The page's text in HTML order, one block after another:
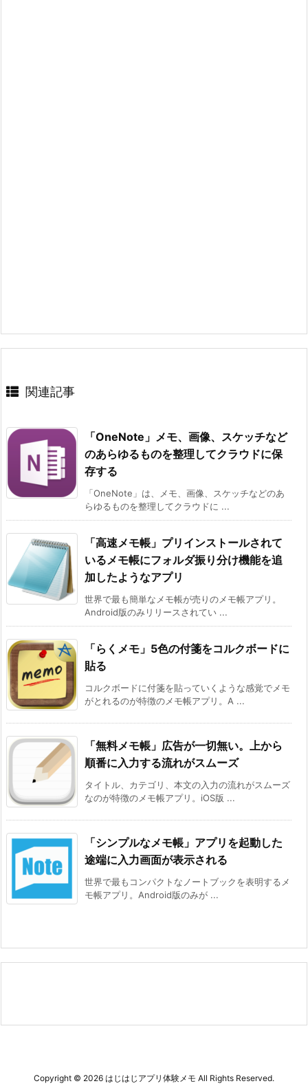
関連記事
「OneNote」メモ、画像、スケッチなど
のあらゆるものを整理してクラウドに保
存する
「OneNote」は、メモ、画像、スケッチなどのあ
らゆるものを整理してクラウドに ...
「高速メモ帳」プリインストールされて
いるメモ帳にフォルダ振り分け機能を追
加したようなアプリ
世界で最も簡単なメモ帳が売りのメモ帳アプリ。
Android版のみリリースされてい ...
「らくメモ」5色の付箋をコルクボードに
貼る
コルクボードに付箋を貼っていくような感覚でメモ
がとれるのが特徴のメモ帳アプリ。A ...
「無料メモ帳」広告が一切無い。上から
順番に入力する流れがスムーズ
タイトル、カテゴリ、本文の入力の流れがスムーズ
なのが特徴のメモ帳アプリ。iOS版 ...
「シンプルなメモ帳」アプリを起動した
途端に入力画面が表示される
世界で最もコンパクトなノートブックを表明するメ
モ帳アプリ。Android版のみが ...
Copyright © 2026 はじはじアプリ体験メモ All Rights Reserved.